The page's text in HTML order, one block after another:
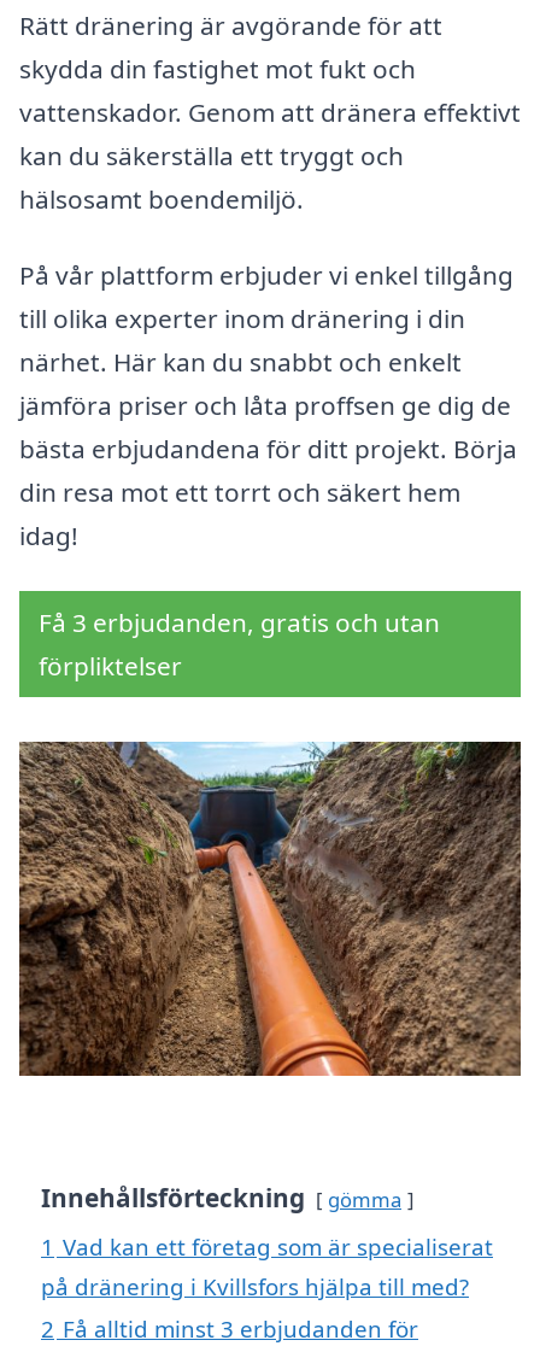
Rätt dränering är avgörande för att
skydda din fastighet mot fukt och
vattenskador. Genom att dränera effektivt
kan du säkerställa ett tryggt och
hälsosamt boendemiljö.
På vår plattform erbjuder vi enkel tillgång
till olika experter inom dränering i din
närhet. Här kan du snabbt och enkelt
jämföra priser och låta proffsen ge dig de
bästa erbjudandena för ditt projekt. Börja
din resa mot ett torrt och säkert hem
idag!
Få 3 erbjudanden, gratis och utan
förpliktelser
Innehållsförteckning gömma
1 Vad kan ett företag som är specialiserat
på dränering i Kvillsfors hjälpa till med?
2 Få alltid minst 3 erbjudanden för